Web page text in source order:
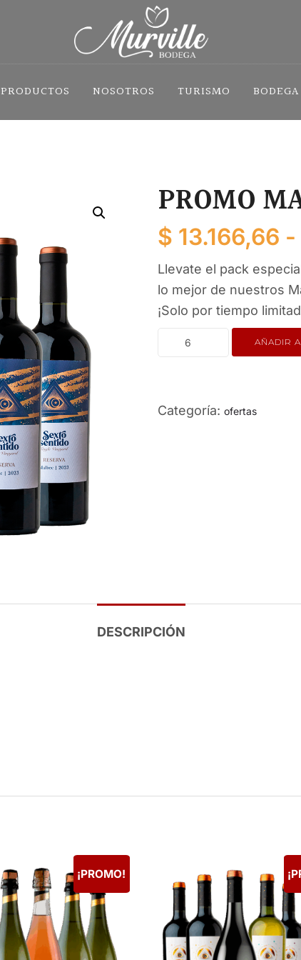
PRODUCTOS NOSOTROS TURISMO BODEGA
PROMO
$ 13.166,66 -
Llevate el pack
lo mejor de nuestros
¡Solo por tiempo
AÑADIR
Categoría: ofertas
DESCRIPCIÓN
¡PROMO!